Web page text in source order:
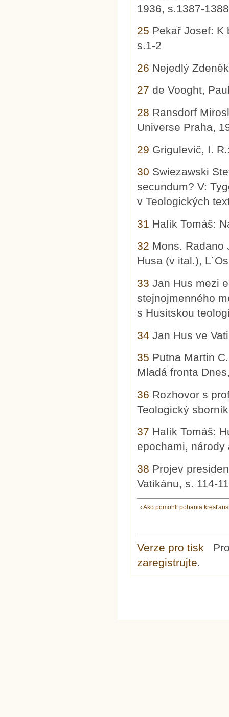
1936, s.1387-1388
25 Pekař Josef: K
s.1-2
26 Nejedlý
27 de Vooght,
28 Ransdorf
Universe Praha,
29 Grigulevič, I.
30 Swiezawski
secundum? V:
v Teologických
31 Halík Tomáš:
32 Mons. Radano
Husa (v ital.),
33 Jan Hus mezi
stejnojmenného
s Husitskou
34 Jan Hus ve
35 Putna Martin
Mladá fronta
36 Rozhovor s
Teologický
37 Halík Tomáš:
epochami, národy
38 Projev
Vatikánu, s. 114-
‹ Ako pomohli pohania
Verze pro tisk
zaregistrujte.